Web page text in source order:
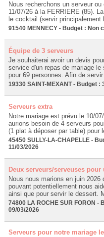
Nous recherchons un serveur
11/07/26 à la FERRIERE (85).
le cocktail (servir
91540 MENNECY - Budget : Non
Équipe de 3 serveurs
Je souhaiterai avoir un devis
service d'un repas de mariage
pour 69 personnes. Afin de
19330 SAINT-MEXANT - Budget :
Serveurs extra
Notre mariage est prévu le 10/
aurions besoin de 4 serveurs
(1 plat à déposer par table) pour
45450 SULLY-LA-CHAPELLE -
11/03/2026
Deux serveurs/serveuses pour
Nous nous marions en juin
pouvant potentiellement nous
ainsi que pour servir le dessert.
74800 LA ROCHE SUR FORON -
09/03/2026
Serveurs pour notre mariage